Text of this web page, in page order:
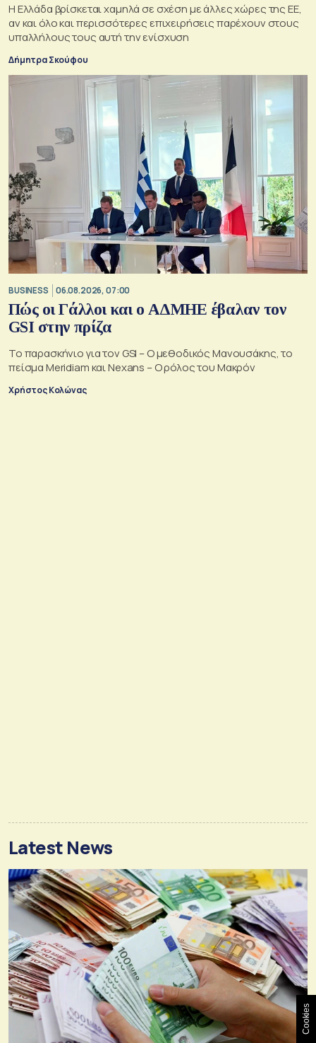
Η Ελλάδα βρίσκεται χαμηλά σε σχέση με άλλες χώρες της ΕΕ,
αν και όλο και περισσότερες επιχειρήσεις παρέχουν στους
υπαλλήλους τους αυτή την ενίσχυση
Δήμητρα Σκούφου
BUSINESS 06.08.2026, 07:00
Πώς οι Γάλλοι και ο ΑΔΜΗΕ έβαλαν τον
GSI στην πρίζα
Το παρασκήνιο για τον GSI – Ο μεθοδικός Μανουσάκης, το
πείσμα Meridiam και Nexans – Ο ρόλος του Μακρόν
Χρήστος Κολώνας
Latest News
Cookies